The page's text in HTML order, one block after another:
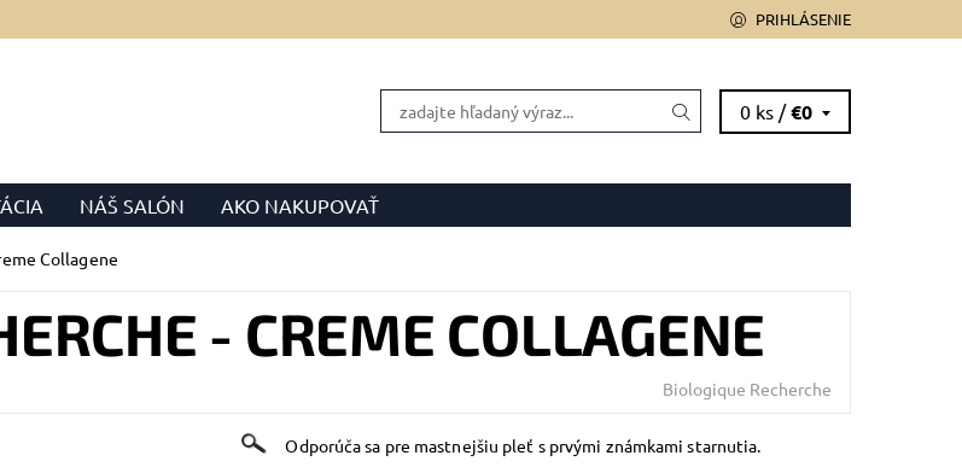
PRIHLÁSENIE
0 ks /€0
NÁŠ SALÓN
AKO NAKUPOVAŤ
PODMIENKY
Collagene
- CREME COLLAGENE
Biologique Recherche
Odporúča sa pre mastnejšiu pleť s prvými známkami starnutia.